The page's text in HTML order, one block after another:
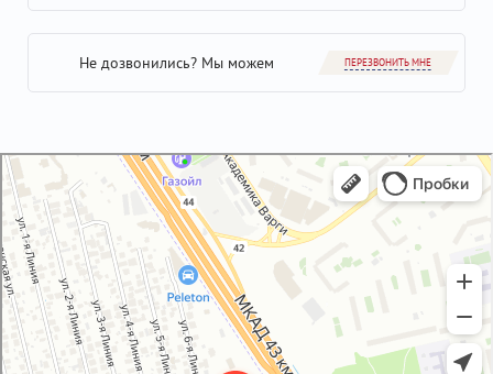
Не дозвонились? Мы можем ПЕРЕЗВОНИТЬ МНЕ
GM-City&VAG-Repair
Автосервис, автотехцентр в Москве
Магазин автозапчастей и автотоваров в Москве